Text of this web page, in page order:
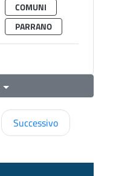
COMUNI
PARRANO
Successivo